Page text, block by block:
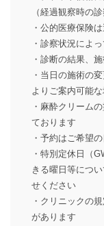
（経過観察時の
・公的医療保険
・診察状況によ
・診断の結果、
・当日の施術の
よりご案内可能
・麻酔クリーム
ております
・予約はご希望
・特別定休日（
きる曜日等につ
せください
・クリニックの
があります